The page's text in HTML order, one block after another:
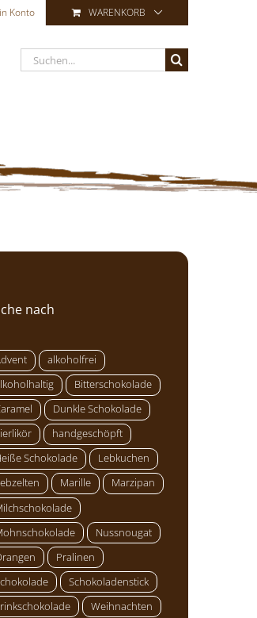
Konto WARENKORB
Suche
nach:
nach
alkoholfrei
Bitterschokolade
Dunkle Schokolade
handgeschöpft
Schokolade
Lebkuchen
Marille
Marzipan
Nussnougat
Pralinen
Schokoladenstick
Weihnachten